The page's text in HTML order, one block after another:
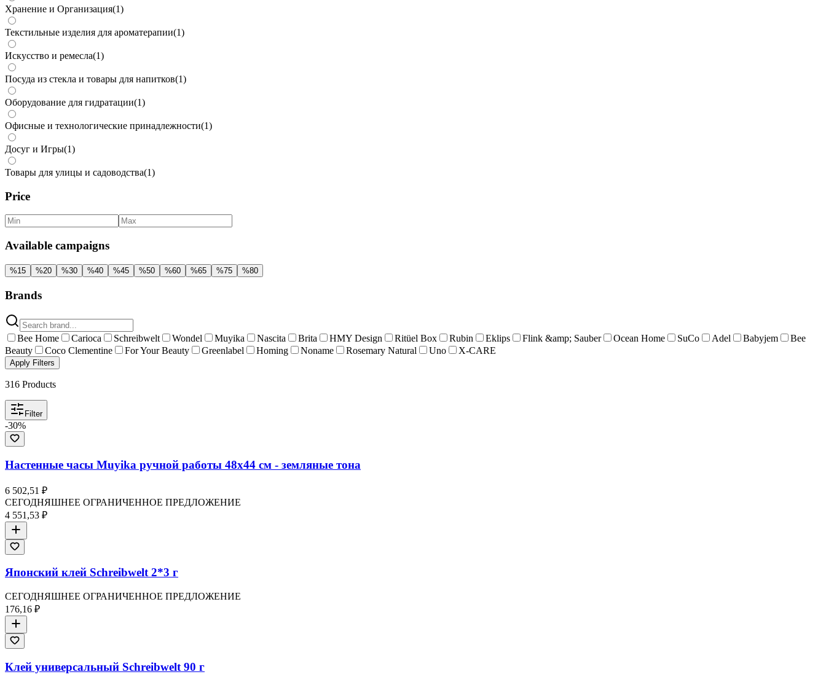
Хранение и Организация(1)
Текстильные изделия для ароматерапии(1)
Искусство и ремесла(1)
Посуда из стекла и товары для напитков(1)
Оборудование для гидратации(1)
Офисные и технологические принадлежности(1)
Досуг и Игры(1)
Товары для улицы и садоводства(1)
Price
Available campaigns
%15 %20 %30 %40 %45 %50 %60 %65 %75 %80
Brands
Bee Home Carioca Schreibwelt Wondel Muyika Nascita Brita HMY Design Ritüel Box Rubin Eklips Flink &amp; Sauber Ocean Home SuCo Adel Babyjem
Bee
Beauty
Coco Clementine For Your Beauty Greenlabel Homing Noname Rosemary Natural Uno X-CARE
Apply Filters
316 Products
Filter
-30%
Настенные часы Muyika ручной работы 48x44 см - земляные тона
6 502,51 ₽
СЕГОДНЯШНЕЕ ОГРАНИЧЕННОЕ ПРЕДЛОЖЕНИЕ
4 551,53 ₽
Японский клей Schreibwelt 2*3 г
СЕГОДНЯШНЕЕ ОГРАНИЧЕННОЕ ПРЕДЛОЖЕНИЕ
176,16 ₽
Клей универсальный Schreibwelt 90 г